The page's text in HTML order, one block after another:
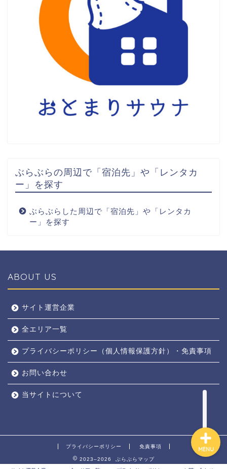
ぶらぶらの周辺で「宿泊先」や「レンタカ
ー」を探す
ぶらぶらした周辺で「宿泊先」や「レンタカ
ー」を探す
ABOUT US
サイト運営企業
全エリア一覧
プライバシーポリシー（個人情報保護方針）・免責事項
お問い合わせ
当サイトについて
プライバシーポリシー 免責事項
2023–2026 ぶらぶらマップ
MENU
奈良